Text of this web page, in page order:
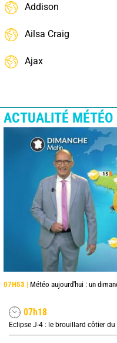
Addison
Ailsa Craig
Ajax
ACTUALITÉ MÉTÉO
07H53 | Météo aujourd'hui : un
07h18